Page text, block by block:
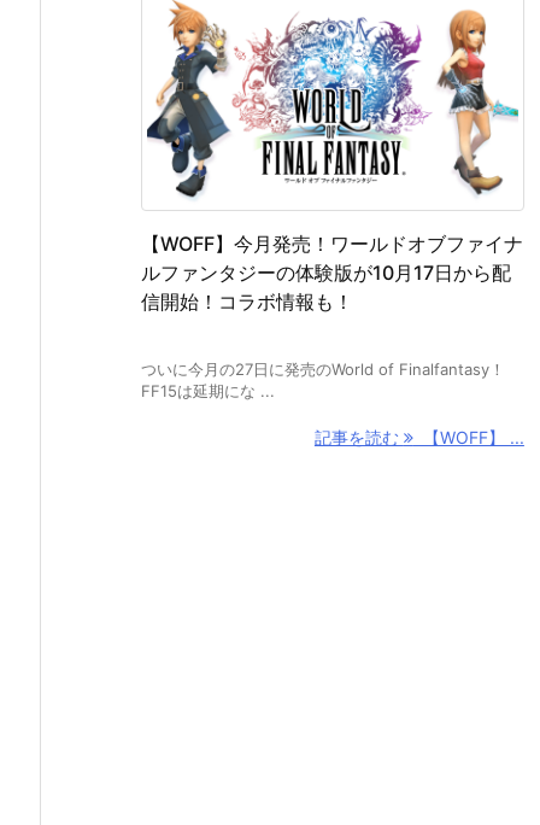
【WOFF】今月発売！ワールドオブファイナ
ルファンタジーの体験版が10月17日から配
信開始！コラボ情報も！
ついに今月の27日に発売のWorld of Finalfantasy！
FF15は延期にな ...
記事を読む 【WOFF】 ...